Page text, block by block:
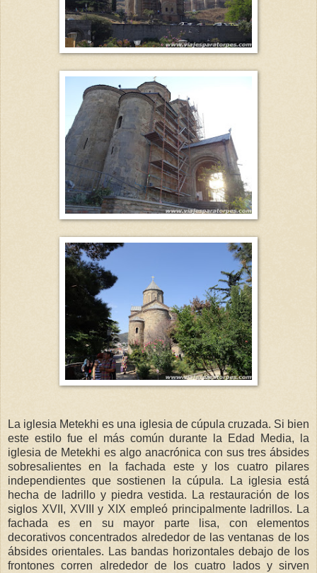
La iglesia Metekhi es una iglesia de cúpula cruzada. Si bien
este estilo fue el más común durante la Edad Media, la
iglesia de Metekhi es algo anacrónica con sus tres ábsides
sobresalientes en la fachada este y los cuatro pilares
independientes que sostienen la cúpula. La iglesia está
hecha de ladrillo y piedra vestida. La restauración de los
siglos XVII, XVIII y XIX empleó principalmente ladrillos. La
fachada es en su mayor parte lisa, con elementos
decorativos concentrados alrededor de las ventanas de los
ábsides orientales. Las bandas horizontales debajo de los
frontones corren alrededor de los cuatro lados y sirven